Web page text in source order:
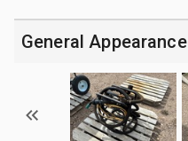
General Appearance